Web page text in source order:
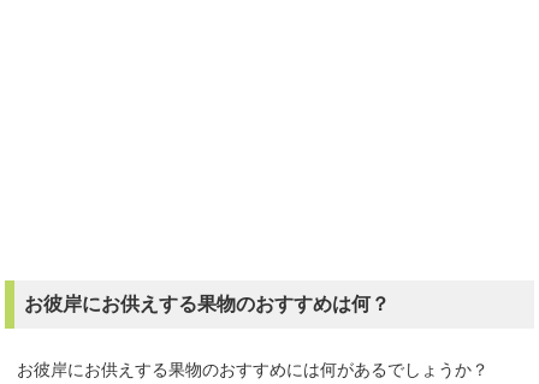
お彼岸にお供えする果物のおすすめは何？
お彼岸にお供えする果物のおすすめには何があるでしょうか？